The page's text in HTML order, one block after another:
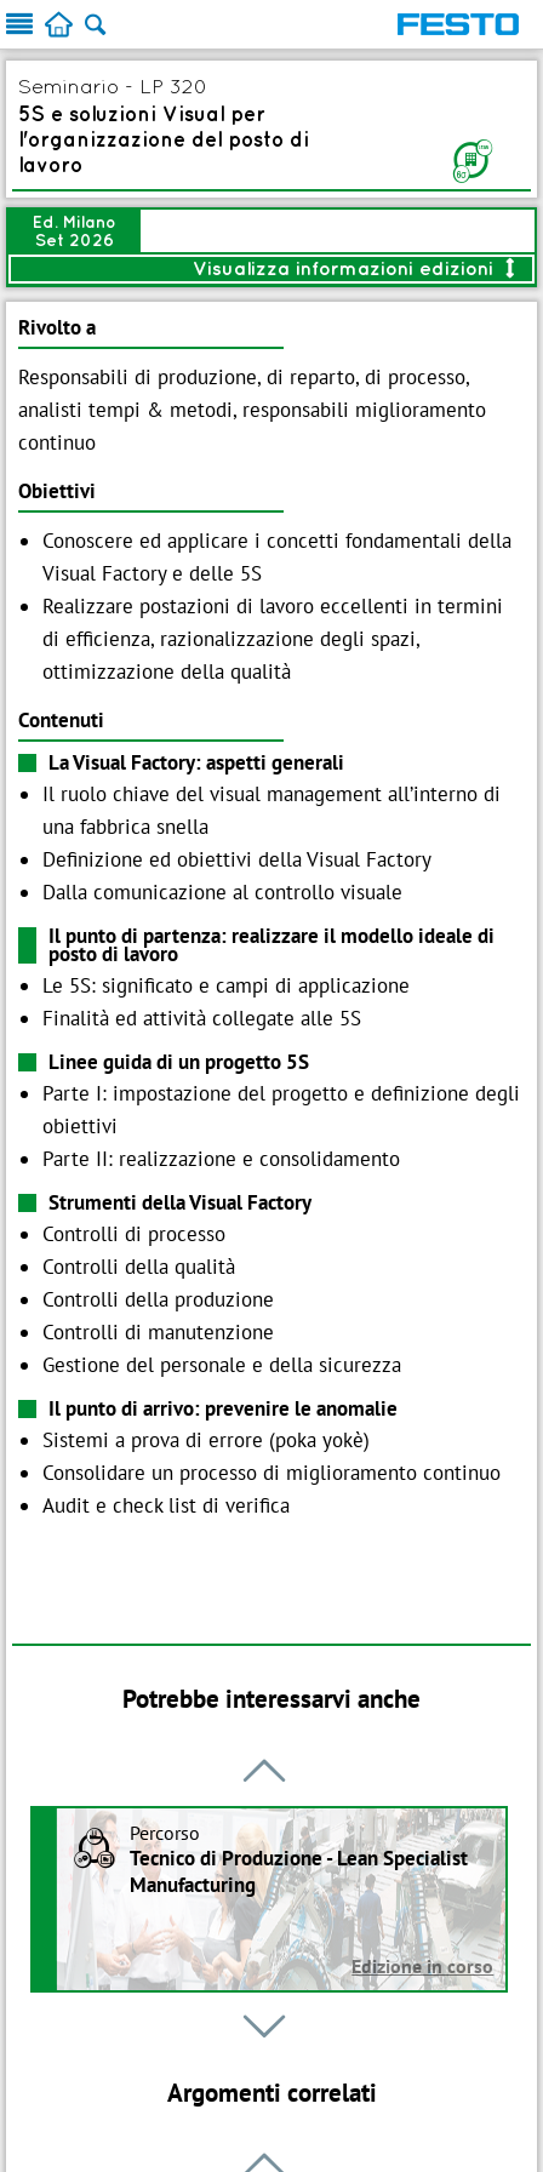
  
Rivolto a
Responsabili di produzione, di reparto, di processo,
analisti tempi & metodi, responsabili miglioramento
continuo
Obiettivi
Conoscere ed applicare i concetti fondamentali della
Visual Factory e delle 5S
Realizzare postazioni di lavoro eccellenti in termini
di efficienza, razionalizzazione degli spazi,
ottimizzazione della qualità
Contenuti
La Visual Factory: aspetti generali
Il ruolo chiave del visual management all’interno di
una fabbrica snella
Definizione ed obiettivi della Visual Factory
Dalla comunicazione al controllo visuale
Il punto di partenza: realizzare il modello ideale di
posto di lavoro
Le 5S: significato e campi di applicazione
Finalità ed attività collegate alle 5S
Linee guida di un progetto 5S
Parte I: impostazione del progetto e definizione degli
obiettivi
Parte II: realizzazione e consolidamento
Strumenti della Visual Factory
Controlli di processo
Controlli della qualità
Controlli della produzione
Controlli di manutenzione
Gestione del personale e della sicurezza
Il punto di arrivo: prevenire le anomalie
Sistemi a prova di errore (poka yokè)
Consolidare un processo di miglioramento continuo
Audit e check list di verifica
Potrebbe interessarvi anche

B Percorso
Tecnico di Produzione - Lean Specialist
Manufacturing
Edizione in corso

Argomenti correlati

Ed. Milano
Set 2026
Visualizza informazioni edizioni 
Modalità:Aula <
Durata:1g (8 ore)
Data:10 Set 2026
Brochure
Prezzo:
Modulo d'iscrizioneIT EN
contatti@festo.com
Seminario - LP 320
5S e soluzioni Visual per
l'organizzazione del posto di
lavoro
F